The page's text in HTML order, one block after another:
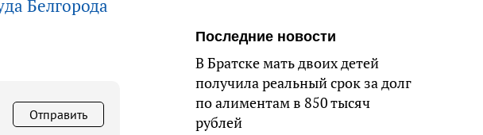
Белгорода
Отправить
Последние новости
В Братске мать двоих детей
получила реальный срок за долг
по алиментам в 850 тысяч
рублей